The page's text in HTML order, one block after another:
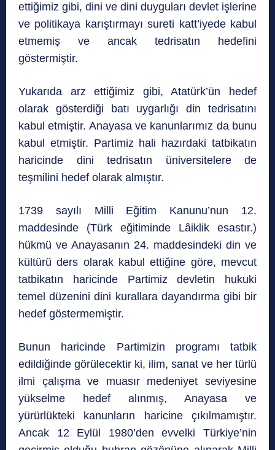
ettiğimiz gibi, dini ve dini duyguları devlet işlerine
ve politikaya karıştırmayı sureti katt’iyede kabul
etmemiş ve ancak tedrisatın hedefini
göstermiştir.
Yukarıda arz ettiğimiz gibi, Atatürk’ün hedef
olarak gösterdiği batı uygarlığı din tedrisatını
kabul etmiştir. Anayasa ve kanunlarımız da bunu
kabul etmiştir. Partimiz hali hazırdaki tatbikatın
haricinde dini tedrisatın üniversitelere de
teşmilini hedef olarak almıştır.
1739 sayılı Milli Eğitim Kanunu’nun 12.
maddesinde (Türk eğitiminde Lâiklik esastır.)
hükmü ve Anayasanın 24. maddesindeki din ve
kültürü ders olarak kabul ettiğine göre, mevcut
tatbikatın haricinde Partimiz devletin hukuki
temel düzenini dini kurallara dayandırma gibi bir
hedef göstermemiştir.
Bunun haricinde Partimizin programı tatbik
edildiğinde görülecektir ki, ilim, sanat ve her türlü
ilmi çalışma ve muasır medeniyet seviyesine
yükselme hedef alınmış, Anayasa ve
yürürlükteki kanunların haricine çıkılmamıştır.
Ancak 12 Eylül 1980’den evvelki Türkiye’nin